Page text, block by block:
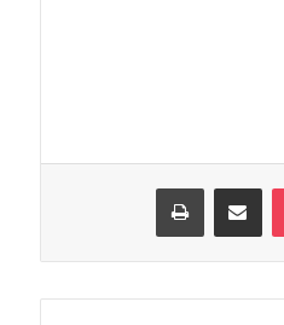
بوكيت مشاركة عبر البريد طباعة